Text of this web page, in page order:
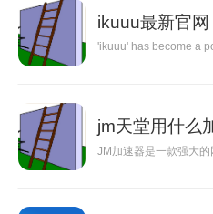
ikuuu最新官网
'ikuuu' has become a
jm天堂用什么
JM加速器是一款强大